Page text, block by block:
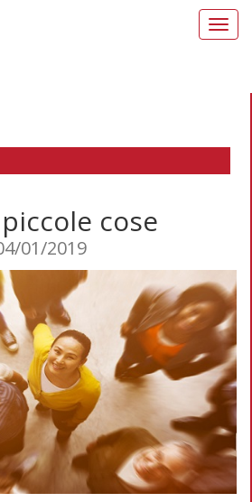
cose
01/2019